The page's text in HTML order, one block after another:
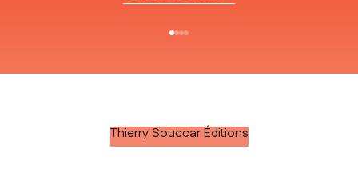
Thierry Souccar Éditions